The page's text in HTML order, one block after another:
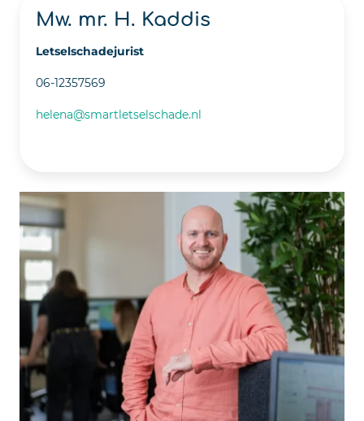
Mw. mr. H. Kaddis
Letselschadejurist
06-12357569
helena@smartletselschade.nl